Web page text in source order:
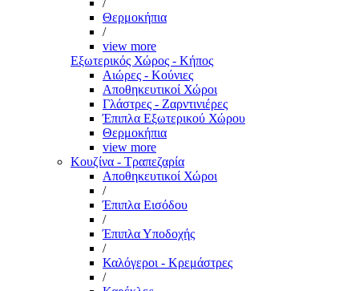
/
Θερμοκήπια
/
view more
Εξωτερικός Χώρος - Κήπος
Αιώρες - Κούνιες
Αποθηκευτικοί Χώροι
Γλάστρες - Ζαρντινιέρες
Έπιπλα Εξωτερικού Χώρου
Θερμοκήπια
view more
Κουζίνα - Τραπεζαρία
Αποθηκευτικοί Χώροι
/
Έπιπλα Εισόδου
/
Έπιπλα Υποδοχής
/
Καλόγεροι - Κρεμάστρες
/